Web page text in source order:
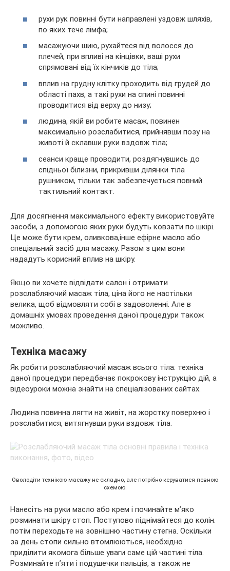
рухи рук повинні бути направлені уздовж шляхів,
по яких тече лімфа;
масажуючи шию, рухайтеся від волосся до
плечей, при впливі на кінцівки, ваші рухи
спрямовані від їх кінчиків до тіла;
вплив на грудну клітку проходить від грудей до
області пахв, а такі рухи на спині повинні
проводитися від верху до низу;
людина, якій ви робите масаж, повинен
максимально розслабитися, прийнявши позу на
животі й склавши руки вздовж тіла;
сеанси краще проводити, роздягнувшись до
спідньої білизни, прикривши ділянки тіла
рушником, тільки так забезпечується повний
тактильний контакт.
Для досягнення максимального ефекту використовуйте
засоби, з допомогою яких руки будуть ковзати по шкірі.
Це може бути крем, оливкова,інше ефірне масло або
спеціальний засіб для масажу. Разом з цим вони
нададуть корисний вплив на шкіру.
Якщо ви хочете відвідати салон і отримати
розслабляючий масаж тіла, ціна його не настільки
велика, щоб відмовляти собі в задоволенні. Але в
домашніх умовах проведення даної процедури також
можливо.
Техніка масажу
Як робити розслабляючий масаж всього тіла: техніка
даної процедури передбачає покрокову інструкцію дій, а
відеоуроки можна знайти на спеціалізованих сайтах.
Людина повинна лягти на живіт, на жорстку поверхню і
розслабитися, витягнувши руки вздовж тіла.
Оволодіти технікою масажу не складно, але потрібно керуватися певною
схемою.
Нанесіть на руки масло або крем і починайте м’яко
розминати шкіру стоп. Поступово піднімайтеся до колін.
потім переходьте на зовнішню частину стегна. Оскільки
за день стопи сильно втомлюються, необхідно
приділити якомога більше уваги саме цій частині тіла.
Розминайте п’яти і подушечки пальців, а також не